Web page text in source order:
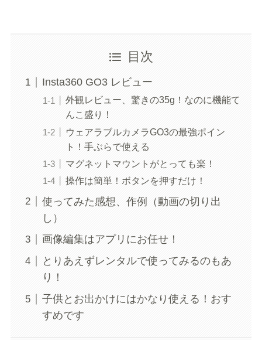
目次
Insta360 GO3 レビュー
外観レビュー、驚きの35g！なのに機能て
んこ盛り！
ウェアラブルカメラGO3の最強ポイン
ト！手ぶらで使える
マグネットマウントがとっても楽！
操作は簡単！ボタンを押すだけ！
使ってみた感想、作例（動画の切り出
し）
画像編集はアプリにお任せ！
とりあえずレンタルで使ってみるのもあ
り！
子供とお出かけにはかなり使える！おす
すめです